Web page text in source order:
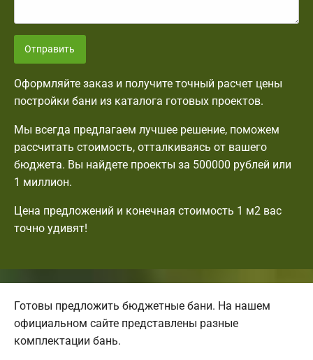
Отправить
Оформляйте заказ и получите точный расчет цены
постройки бани из каталога готовых проектов.
Мы всегда предлагаем лучшее решение, поможем
рассчитать стоимость, отталкиваясь от вашего
бюджета. Вы найдете проекты за 500000 рублей или
1 миллион.
Цена предложений и конечная стоимость 1 м2 вас
точно удивят!
Готовы предложить бюджетные бани. На нашем
официальном сайте представлены разные
комплектации бань.